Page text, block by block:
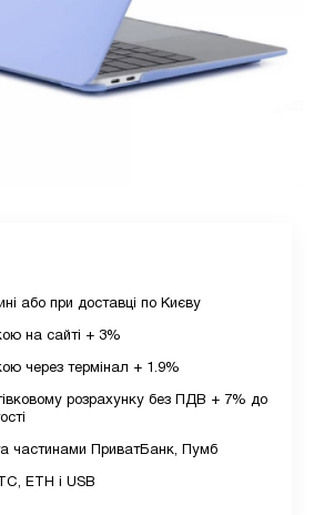
або при доставці по Києву
на сайті + 3%
через термінал + 1.9%
розрахунку без ПДВ + 7% до
частинами ПриватБанк, Пумб
ETH і USB